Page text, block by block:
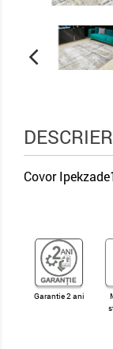
Covor
Garantie 2 ani